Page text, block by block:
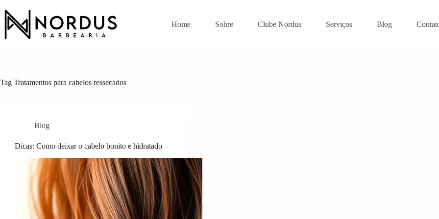
para
conteúdo
Home Sobre Clube Nordus Serviços Blog
Tag Tratamentos para cabelos ressecados
Blog
Dicas: Como deixar o cabelo bonito e hidratado